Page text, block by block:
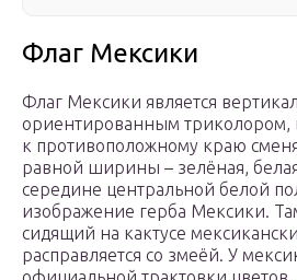
Флаг Мексики
Флаг Мексики является
ориентированным триколором,
к противоположному краю
равной ширины – зелёная,
середине центральной белой
изображение герба Мексики.
сидящий на кактусе
расправляется со змеёй. У